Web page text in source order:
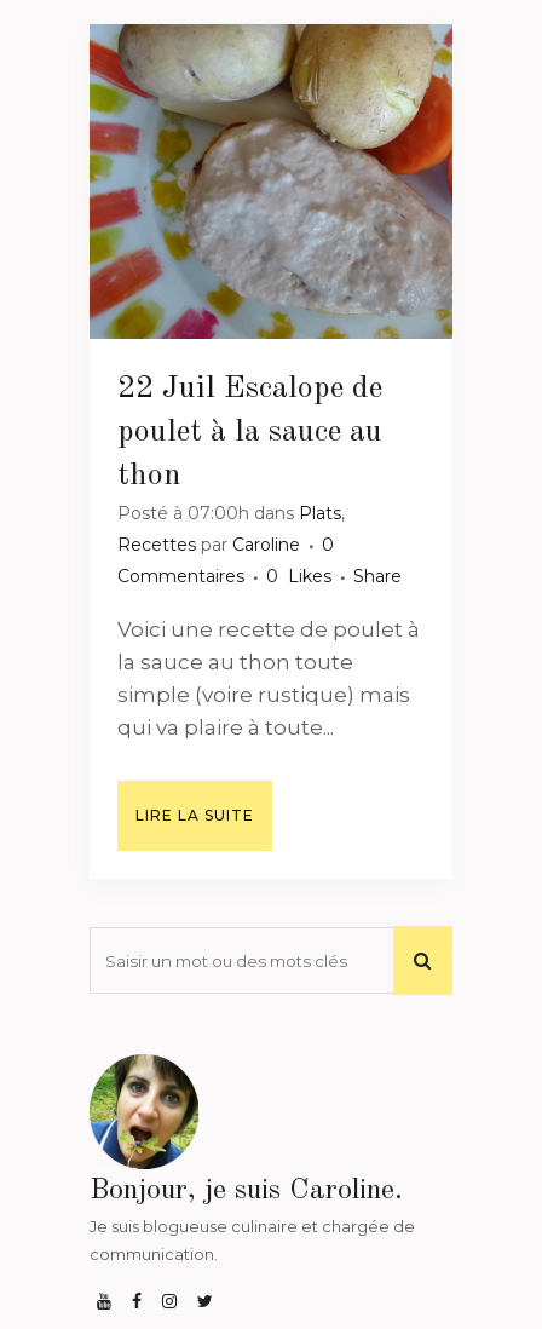
22 Juil Escalope de
poulet à la sauce au
thon
Posté à 07:00h dans Plats,
Recettes par Caroline
0
Commentaires
0 Likes Share
Voici une recette de poulet à
la sauce au thon toute
simple (voire rustique) mais
qui va plaire à toute...
LIRE LA SUITE
Bonjour, je suis Caroline.
Je suis blogueuse culinaire et chargée de
communication.